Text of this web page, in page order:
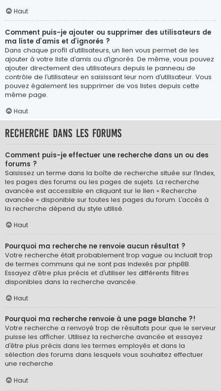
Haut
Comment puis-je ajouter ou supprimer des utilisateurs de
ma liste d’amis et d’ignorés ?
Dans chaque profil d’utilisateurs, un lien vous permet de les
ajouter à votre liste d’amis ou d’ignorés. De même, vous pouvez
ajouter directement des utilisateurs depuis le panneau de
contrôle de l’utilisateur en saisissant leur nom d’utilisateur. Vous
pouvez également les supprimer de vos listes depuis cette
même page.
Haut
Recherche dans les forums
Comment puis-je effectuer une recherche dans un ou des
forums ?
Saisissez un terme dans la boîte de recherche située sur l’index,
les pages des forums ou les pages de sujets. La recherche
avancée est accessible en cliquant sur le lien « Recherche
avancée » disponible sur toutes les pages du forum. L’accès à
la recherche dépend du style utilisé.
Haut
Pourquoi ma recherche ne renvoie aucun résultat ?
Votre recherche était probablement trop vague ou incluait trop
de termes communs qui ne sont pas indexés par phpBB.
Essayez d’être plus précis et d’utiliser les différents filtres
disponibles dans la recherche avancée.
Haut
Pourquoi ma recherche renvoie à une page blanche ?!
Votre recherche a renvoyé trop de résultats pour que le serveur
puisse les afficher. Utilisez la recherche avancée et essayez
d’être plus précis dans les termes employés et dans la
sélection des forums dans lesquels vous souhaitez effectuer
une recherche.
Haut